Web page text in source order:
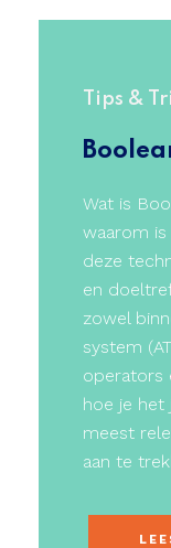
Tips &
Wat is
waarom
deze
en
zowel
system
operators
hoe je
meest
aan te